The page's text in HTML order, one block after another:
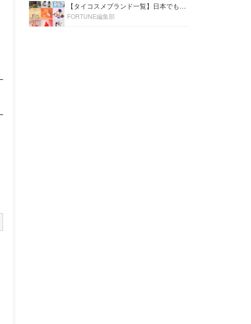
【タイコスメブランド一覧】日本でも人気沸騰中の“タイコスメ”ブランド20選！
FORTUNE編集部